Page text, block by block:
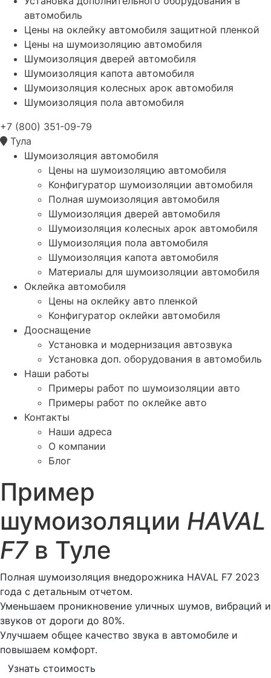
автомобиль
Цены на оклейку автомобиля защитной пленкой
Цены на шумоизоляцию автомобиля
Шумоизоляция дверей автомобиля
Шумоизоляция капота автомобиля
Шумоизоляция колесных арок автомобиля
Шумоизоляция пола автомобиля
+7 (800) 351-09-79
Тула
Шумоизоляция автомобиля
Цены на шумоизоляцию автомобиля
Конфигуратор шумоизоляции автомобиля
Полная шумоизоляция автомобиля
Шумоизоляция дверей автомобиля
Шумоизоляция колесных арок автомобиля
Шумоизоляция пола автомобиля
Шумоизоляция капота автомобиля
Материалы для шумоизоляции автомобиля
Оклейка автомобиля
Цены на оклейку авто пленкой
Конфигуратор оклейки автомобиля
Дооснащение
Установка и модернизация автозвука
Установка доп. оборудования в автомобиль
Наши работы
Примеры работ по шумоизоляции авто
Примеры работ по оклейке авто
Контакты
Наши адреса
О компании
Блог
Пример
шумоизоляции HAVAL
F7в Туле
Полная шумоизоляция внедорожника HAVAL F7 2023
года с детальным отчетом.
Уменьшаем проникновение уличных шумов, вибраций и
звуков от дороги до 80%.
Улучшаем общее качество звука в автомобиле и
повышаем комфорт.
Узнать стоимость